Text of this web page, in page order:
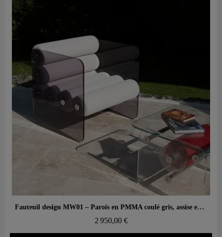
Aperçu rapide Fauteuil design MW01 – Parois en PMMA coulé gris, assise en mousse alvéolaire
2 950,00 €